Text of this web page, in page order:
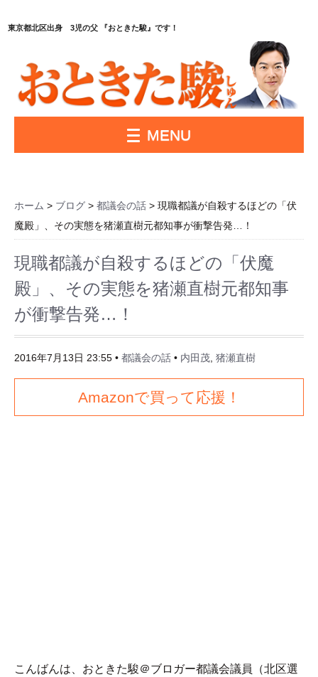
東京都北区出身 3児の父 『おときた駿』です！
MENU
ホーム > ブログ > 都議会の話 > 現職都議が自殺するほどの「伏
魔殿」、その実態を猪瀬直樹元都知事が衝撃告発…！
現職都議が自殺するほどの「伏魔
殿」、その実態を猪瀬直樹元都知事
が衝撃告発…！
2016年7月13日 23:55 • 都議会の話 • 内田茂, 猪瀬直樹
Amazonで買って応援！
こんばんは、おときた駿＠ブロガー都議会議員（北区選